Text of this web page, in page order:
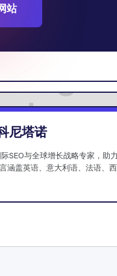
站
尼塔诺
SEO与全球增长战略专家，助
涵盖英语、意大利语、法语、